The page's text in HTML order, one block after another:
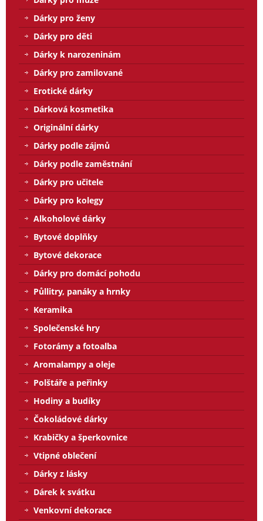
Dárky pro ženy
Dárky pro děti
Dárky k narozeninám
Dárky pro zamilované
Erotické dárky
Dárková kosmetika
Originální dárky
Dárky podle zájmů
Dárky podle zaměstnání
Dárky pro učitele
Dárky pro kolegy
Alkoholové dárky
Bytové doplňky
Bytové dekorace
Dárky pro domácí pohodu
Půllitry, panáky a hrnky
Keramika
Společenské hry
Fotorámy a fotoalba
Aromalampy a oleje
Polštáře a peřinky
Hodiny a budíky
Čokoládové dárky
Krabičky a šperkovnice
Vtipné oblečení
Dárky z lásky
Dárek k svátku
Venkovní dekorace